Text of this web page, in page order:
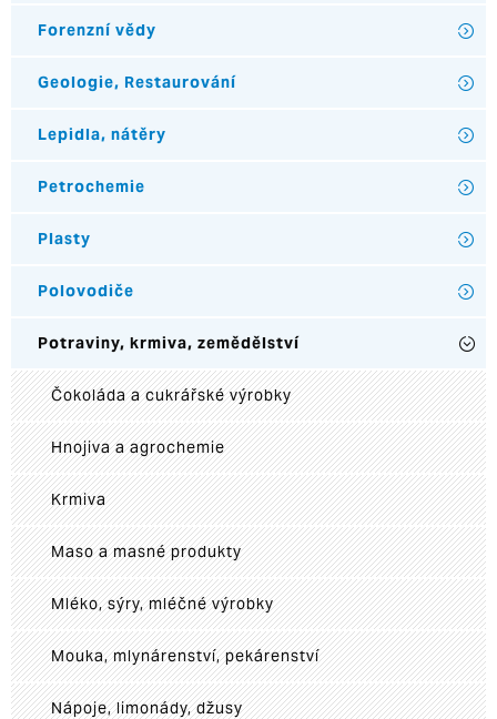
Forenzní vědy
Geologie, Restaurování
Lepidla, nátěry
Petrochemie
Plasty
Polovodiče
Potraviny, krmiva, zemědělství
Čokoláda a cukrářské výrobky
Hnojiva a agrochemie
Krmiva
Maso a masné produkty
Mléko, sýry, mléčné výrobky
Mouka, mlynárenství, pekárenství
Nápoje, limonády, džusy